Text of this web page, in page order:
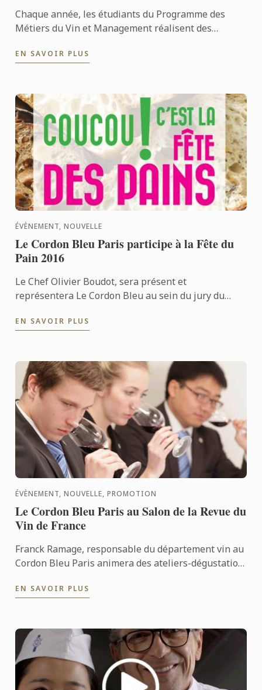
Chaque année, les étudiants du Programme des
Métiers du Vin et Management réalisent des
connaissances sur le vin.
EN SAVOIR PLUS
ÉVÈNEMENT, NOUVELLE
Le Cordon Bleu Paris participe à la Fête du
Pain 2016
Le Chef Olivier Boudot, sera présent et
représentera Le Cordon Bleu au sein du jury du
française des départements ...
EN SAVOIR PLUS
ÉVÈNEMENT, NOUVELLE, PROMOTION
Le Cordon Bleu Paris au Salon de la Revue du
Vin de France
Franck Ramage, responsable du département vin au
Cordon Bleu Paris animera des ateliers-dégustation
Mai 2016.
EN SAVOIR PLUS